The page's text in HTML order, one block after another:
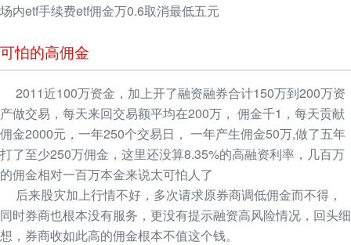
场内etf手续费etf佣金万0.6取消最低五元
可怕的高佣金
2011近100万资金，加上开了融资融券合计150万到200万资
产做交易，每天来回交易额平均在200万， 佣金千1，每天贡献
佣金2000元，一年250个交易日， 一年产生佣金50万,做了五年
打了至少250万佣金，这里还没算8.35%的高融资利率，几百万
的佣金相对一百万本金来说太可怕人了
后来股灾加上行情不好，多次请求原券商调低佣金而不得，
同时券商也根本没有服务，更没有提示融资高风险情况，回头细
想，券商收如此高的佣金根本不值这个钱。